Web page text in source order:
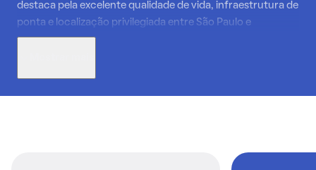
destaca pela excelente qualidade de vida, infraestrutura de
ponta e localização privilegiada entre São Paulo e
Campinas.